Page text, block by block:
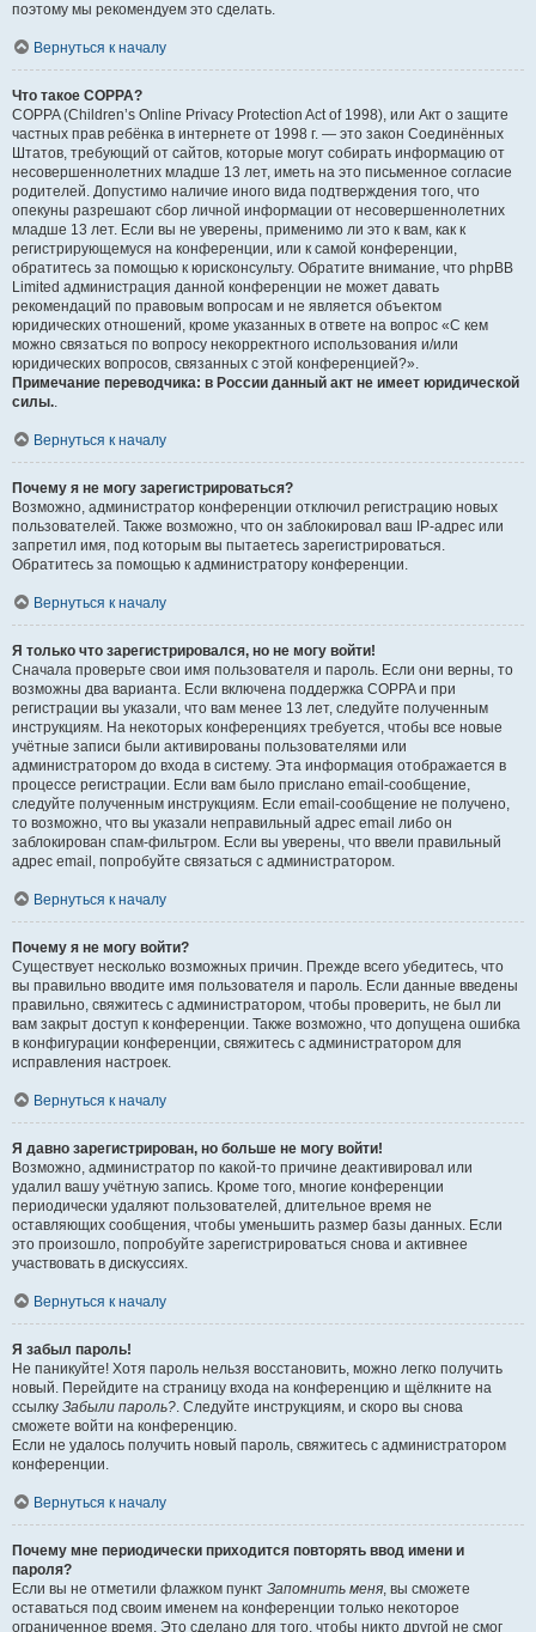
поэтому мы рекомендуем это сделать.
Вернуться к началу
Что такое COPPA?
COPPA (Children’s Online Privacy Protection Act of 1998), или Акт о защите
частных прав ребёнка в интернете от 1998 г. — это закон Соединённых
Штатов, требующий от сайтов, которые могут собирать информацию от
несовершеннолетних младше 13 лет, иметь на это письменное согласие
родителей. Допустимо наличие иного вида подтверждения того, что
опекуны разрешают сбор личной информации от несовершеннолетних
младше 13 лет. Если вы не уверены, применимо ли это к вам, как к
регистрирующемуся на конференции, или к самой конференции,
обратитесь за помощью к юрисконсульту. Обратите внимание, что phpBB
Limited администрация данной конференции не может давать
рекомендаций по правовым вопросам и не является объектом
юридических отношений, кроме указанных в ответе на вопрос «С кем
можно связаться по вопросу некорректного использования и/или
юридических вопросов, связанных с этой конференцией?».
Примечание переводчика: в России данный акт не имеет юридической
силы..
Вернуться к началу
Почему я не могу зарегистрироваться?
Возможно, администратор конференции отключил регистрацию новых
пользователей. Также возможно, что он заблокировал ваш IP-адрес или
запретил имя, под которым вы пытаетесь зарегистрироваться.
Обратитесь за помощью к администратору конференции.
Вернуться к началу
Я только что зарегистрировался, но не могу войти!
Сначала проверьте свои имя пользователя и пароль. Если они верны, то
возможны два варианта. Если включена поддержка COPPA и при
регистрации вы указали, что вам менее 13 лет, следуйте полученным
инструкциям. На некоторых конференциях требуется, чтобы все новые
учётные записи были активированы пользователями или
администратором до входа в систему. Эта информация отображается в
процессе регистрации. Если вам было прислано email-сообщение,
следуйте полученным инструкциям. Если email-сообщение не получено,
то возможно, что вы указали неправильный адрес email либо он
заблокирован спам-фильтром. Если вы уверены, что ввели правильный
адрес email, попробуйте связаться с администратором.
Вернуться к началу
Почему я не могу войти?
Существует несколько возможных причин. Прежде всего убедитесь, что
вы правильно вводите имя пользователя и пароль. Если данные введены
правильно, свяжитесь с администратором, чтобы проверить, не был ли
вам закрыт доступ к конференции. Также возможно, что допущена ошибка
в конфигурации конференции, свяжитесь с администратором для
исправления настроек.
Вернуться к началу
Я давно зарегистрирован, но больше не могу войти!
Возможно, администратор по какой-то причине деактивировал или
удалил вашу учётную запись. Кроме того, многие конференции
периодически удаляют пользователей, длительное время не
оставляющих сообщения, чтобы уменьшить размер базы данных. Если
это произошло, попробуйте зарегистрироваться снова и активнее
участвовать в дискуссиях.
Вернуться к началу
Я забыл пароль!
Не паникуйте! Хотя пароль нельзя восстановить, можно легко получить
новый. Перейдите на страницу входа на конференцию и щёлкните на
ссылку Забыли пароль?. Следуйте инструкциям, и скоро вы снова
сможете войти на конференцию.
Если не удалось получить новый пароль, свяжитесь с администратором
конференции.
Вернуться к началу
Почему мне периодически приходится повторять ввод имени и
пароля?
Если вы не отметили флажком пункт Запомнить меня, вы сможете
оставаться под своим именем на конференции только некоторое
ограниченное время. Это сделано для того, чтобы никто другой не смог